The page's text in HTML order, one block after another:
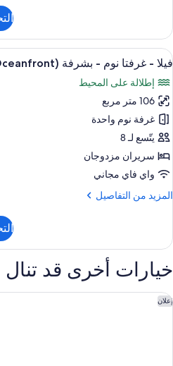
فيلا
غرفتا
-
بمنظر
للمحيط
استعراض
جميع
صور
فيلا
-
غرفتا
نوم
-
بشرفة
(Oceanfront)
9
فيلا - غرفتا نوم - بشرفة (Oceanfront)
إطلالة على المحيط
106 متر مربع
غرفة نوم واحدة
يتّسع لـ 8
سريران مزدوجان
واي فاي مجاني
المزيد من التفاصيل
المزيد
فيلا
غرفتا
نوم
-
بشرفة
خيارات أخرى قد
إعلان
والدورف أستوريا ريفييرا مايا